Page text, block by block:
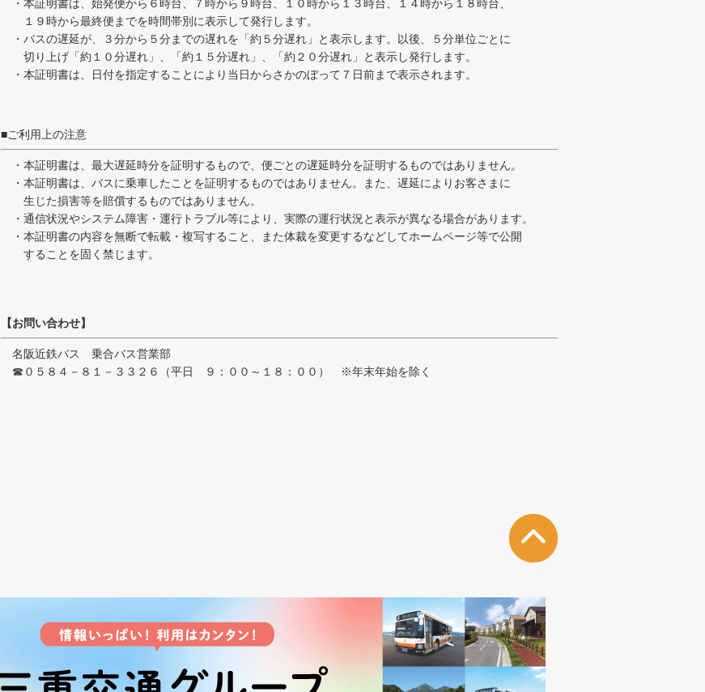
・本証明書は、始発便から６時台、７時から９時台、１０時から１３時台、１４時から１８時台、
１９時から最終便までを時間帯別に表示して発行します。
・バスの遅延が、３分から５分までの遅れを「約５分遅れ」と表示します。以後、５分単位ごとに
切り上げ「約１０分遅れ」、「約１５分遅れ」、「約２０分遅れ」と表示し発行します。
・本証明書は、日付を指定することにより当日からさかのぼって７日前まで表示されます。
■ご利用上の注意
・本証明書は、最大遅延時分を証明するもので、便ごとの遅延時分を証明するものではありません。
・本証明書は、バスに乗車したことを証明するものではありません。また、遅延によりお客さまに
生じた損害等を賠償するものではありません。
・通信状況やシステム障害・運行トラブル等により、実際の運行状況と表示が異なる場合があります。
・本証明書の内容を無断で転載・複写すること、また体裁を変更するなどしてホームページ等で公開
することを固く禁じます。
【お問い合わせ】
名阪近鉄バス 乗合バス営業部
☎０５８４－８１－３３２６（平日 ９：００～１８：００） ※年末年始を除く